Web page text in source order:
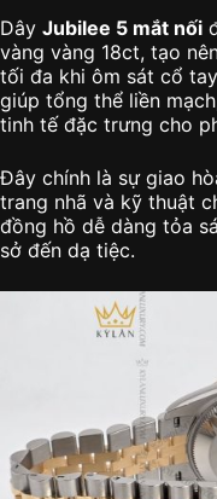
Dây Jubilee 5 mắt nối
vàng vàng 18ct, tạo
tối đa khi ôm sát cổ
giúp tổng thể liền
tinh tế đặc trưng cho
Đây chính là sự giao
trang nhã và kỹ thuật
đồng hồ dễ dàng tỏa
sở đến dạ tiệc.